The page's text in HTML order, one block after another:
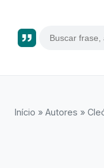
Início » Autores »